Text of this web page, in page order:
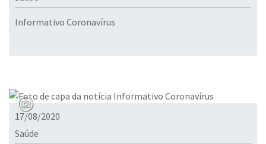
Informativo Coronavírus
17/08/2020
Saúde